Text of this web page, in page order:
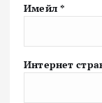
Имейл *
Интернет